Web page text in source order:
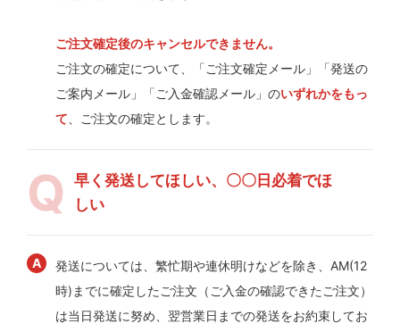
ご注文確定後のキャンセルできません。
ご注文の確定について、「ご注文確定メール」「発送の
ご案内メール」「ご入金確認メール」のいずれかをもっ
て、ご注文の確定とします。
早く発送してほしい、〇〇日必着でほ
しい
発送については、繁忙期や連休明けなどを除き、AM(12
時)までに確定したご注文（ご入金の確認できたご注文）
は当日発送に努め、翌営業日までの発送をお約束してお